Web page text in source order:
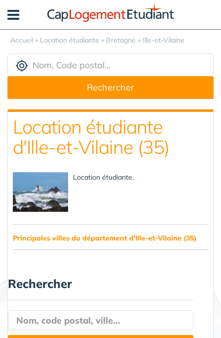
Accueil » Location étudiante » Bretagne » Ille-et-Vilaine
Rechercher
Location étudiante
d'Ille-et-Vilaine (35)
Location étudiante.
Principales villes du département d'Ille-et-Vilaine (35)
Rechercher